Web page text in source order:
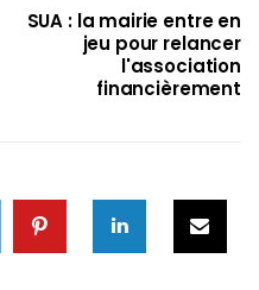
SUA : la mairie entre en
jeu pour relancer
l'association
financièrement